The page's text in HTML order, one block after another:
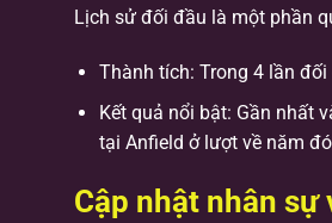
Lịch sử đối đầu là một phần
Thành tích: Trong 4 lần
Kết quả nổi bật: Gần nhất
tại Anfield ở lượt về năm
Cập nhật nhân sự